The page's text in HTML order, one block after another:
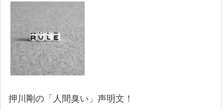
押川剛の「人間臭い」声明文！